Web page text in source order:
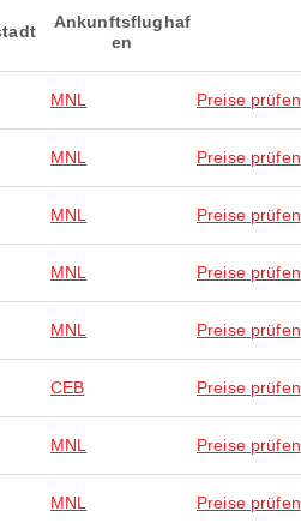
Ankunftsflughaf
en
MNL Preise prüfen
MNL Preise prüfen
MNL Preise prüfen
MNL Preise prüfen
MNL Preise prüfen
CEB Preise prüfen
MNL Preise prüfen
MNL Preise prüfen